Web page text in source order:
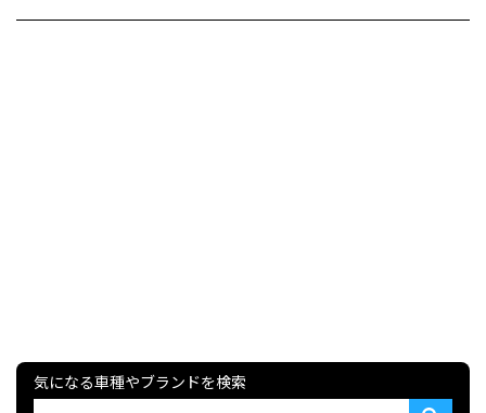
気になる車種やブランドを検索